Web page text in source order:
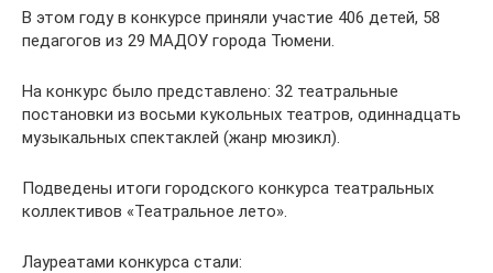
В этом году в конкурсе приняли участие 406 детей, 58
педагогов из 29 МАДОУ города Тюмени.
На конкурс было представлено: 32 театральные
постановки из восьми кукольных театров, одиннадцать
музыкальных спектаклей (жанр мюзикл).
Подведены итоги городского конкурса театральных
коллективов «Театральное лето».
Лауреатами конкурса стали: